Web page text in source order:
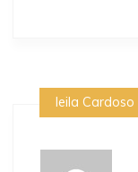
leila Cardoso